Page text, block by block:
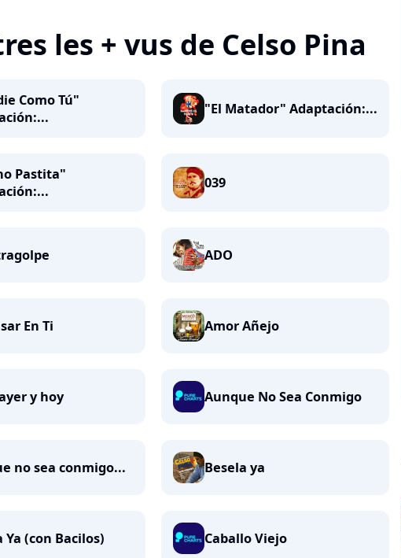
les + vus de Celso Pina
Como Tú"
"El Matador" Adaptación:...
Pastita"
039
ADO
En Ti Amor Añejo
y hoy Aunque No Sea Conmigo
no sea conmigo... Besela ya
Ya (con Bacilos) Caballo Viejo